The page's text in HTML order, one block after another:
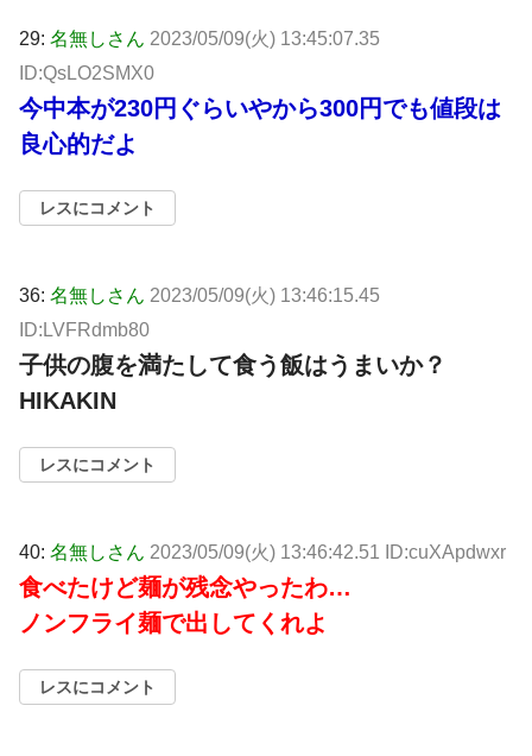
29: 名無しさん 2023/05/09(火) 13:45:07.35
ID:QsLO2SMX0
今中本が230円ぐらいやから300円でも値段は
良心的だよ
レスにコメント
36: 名無しさん 2023/05/09(火) 13:46:15.45
ID:LVFRdmb80
子供の腹を満たして食う飯はうまいか？
HIKAKIN
レスにコメント
40: 名無しさん 2023/05/09(火) 13:46:42.51 ID:cuXApdwxr
食べたけど麺が残念やったわ…
ノンフライ麺で出してくれよ
レスにコメント